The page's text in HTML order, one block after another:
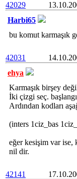
42029
Harbi65
bu komut karmaşık
42031
ehya
Karmaşık birşey
İki çizgi seç.
Ardından kodları
(inters 1ciz_bas
eğer kesişim var ise,
nil dir.
42141